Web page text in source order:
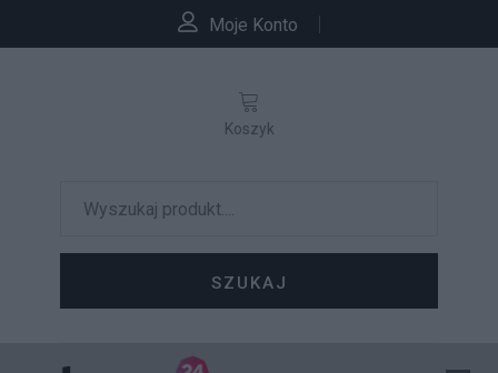
Moje Konto
SZUKAJ
Koszyk